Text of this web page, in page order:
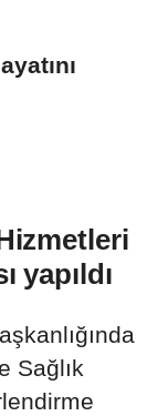
yapıldı
Sağlık